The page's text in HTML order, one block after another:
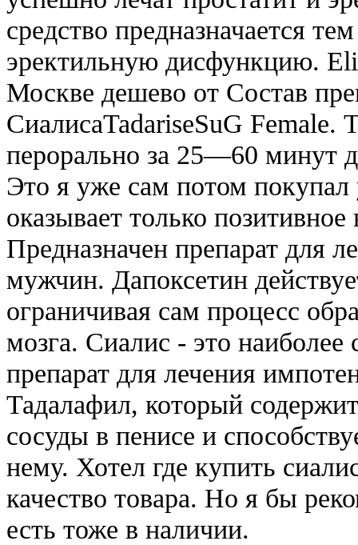
средство предназначается
эректильную дисфункцию.
Москве дешево от Состав
СиалисаTadariseSuG
перорально за 25—60 минут
Это я уже сам потом покупал
оказывает только
Предназначен препарат для
мужчин. Дапоксетин
ограничивая сам процесс
мозга. Сиалис - это
препарат для лечения
Тадалафил, который
сосуды в пенисе и
нему. Хотел где купить
качество товара. Но я бы
есть тоже в наличии.